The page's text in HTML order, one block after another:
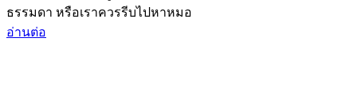
ธรรมดา หรือเราควรรีบไปหาหมอ
อ่านต่อ